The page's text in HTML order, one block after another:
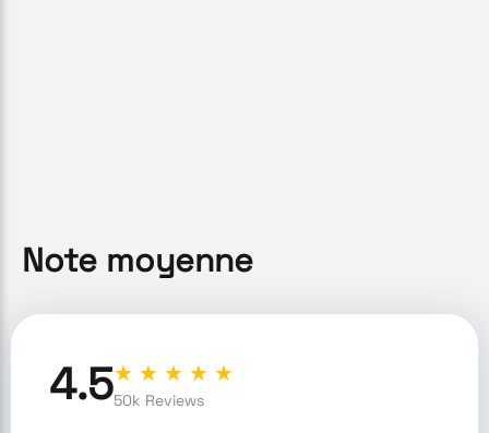
Note moyenne
4.5★ ★ ★ ★ ★
50k Reviews